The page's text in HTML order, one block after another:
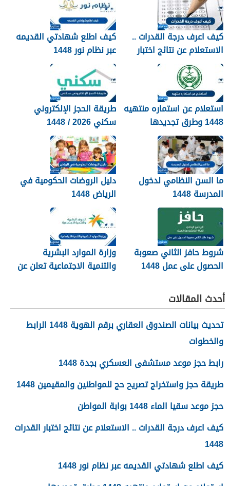
كيف اعرف درجة القدرات ..
الاستعلام عن نتائج اختبار
القدرات 1448
كيف اطلع شهادتي القديمه
عبر نظام نور 1448
استعلام عن استماره منتهيه
1448 وطرق تجديدها
طريقة الحجز الإلكتروني
سكني 2026 / 1448
بالتفصيل
ما السن النظامي لدخول
المدرسة 1448
دليل الروضات الحكومية في
الرياض 1448
شروط حافز الثاني صعوبة
الحصول على عمل 1448
وزارة الموارد البشرية
والتنمية الاجتماعية تعلن عن
1448
أحدث المقالات
تحديث بيانات الصندوق العقاري برقم الهوية 1448 الرابط
والخطوات
رابط حجز موعد مستشفى العسكري بجدة 1448
طريقة حجز واستخراج تصريح حج للمواطنين والمقيمين 1448
حجز موعد سقيا الماء 1448 بوابة المواطن
كيف اعرف درجة القدرات .. الاستعلام عن نتائج اختبار القدرات
1448
كيف اطلع شهادتي القديمه عبر نظام نور 1448